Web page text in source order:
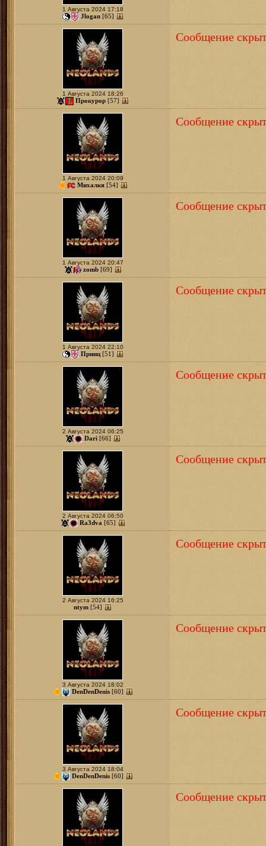
1 Августа 2024 17:18
Jlogan [65]
1 Августа 2024 18:26
Прокурор [57]
Сообщение
1 Августа 2024 20:09
Михалкя [54]
Сообщение
1 Августа 2024 20:47
zomb [69]
Сообщение
1 Августа 2024 22:10
Принц [51]
Сообщение
2 Августа 2024 06:25
Dari [66]
Сообщение
2 Августа 2024 06:50
Ra3dva [65]
Сообщение
2 Августа 2024 16:25
ntym [54]
Сообщение
3 Августа 2024 18:02
DenDenDenis [60]
Сообщение
3 Августа 2024 18:04
DenDenDenis [60]
Сообщение
Сообщение